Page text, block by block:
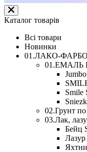
Каталог товарів
Всі товари
Новинки
01.ЛАКО-
01.ЕМАЛЬ
Jumbo
Smile
02.Грунт
03.Лак,
Бейц